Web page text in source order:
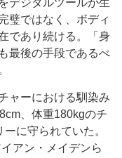
デジタルツールが生
璧ではなく、ボディ
であり続ける。「身
最後の手段であるべ
ャーにおける馴染み
、体重180kgのチ
に守られていた。
アン・メイデンら